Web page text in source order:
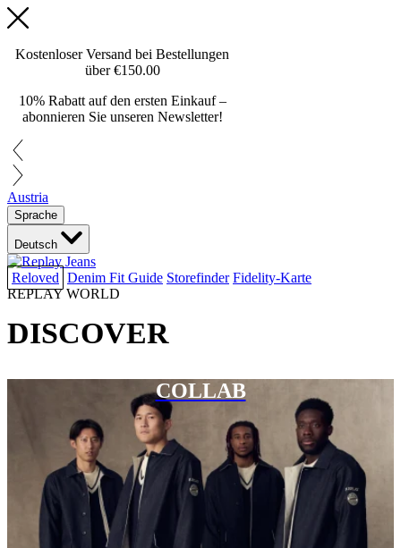
Kostenloser Versand bei Bestellungen
über€150.00
10% Rabatt auf den ersten Einkauf –
abonnieren Sie unseren Newsletter!
Austria
Sprache
Deutsch
Reloved Denim Fit Guide Storefinder Fidelity-Karte
REPLAY WORLD
DISCOVER
COLLAB